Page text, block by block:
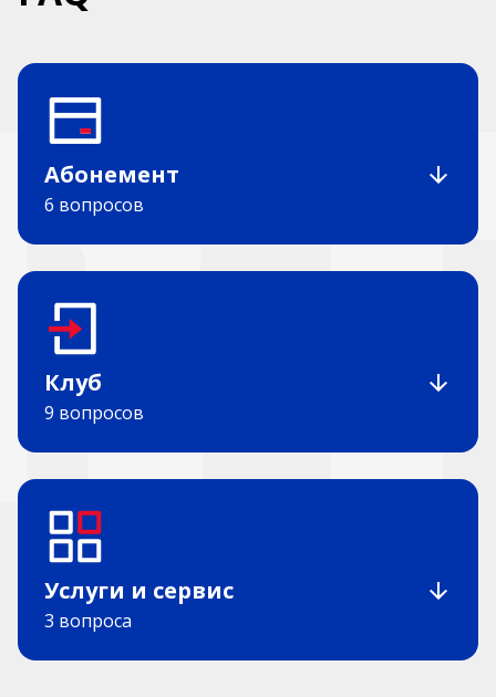
Абонемент
6 вопросов
Клуб
9 вопросов
Услуги и сервис
3 вопроса